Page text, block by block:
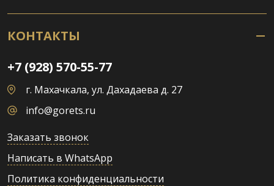
КОНТАКТЫ
+7 (928) 570-55-77
г. Махачкала, ул. Дахадаева д. 27
info@gorets.ru
Заказать звонок
Написать в WhatsApp
Политика конфиденциальности